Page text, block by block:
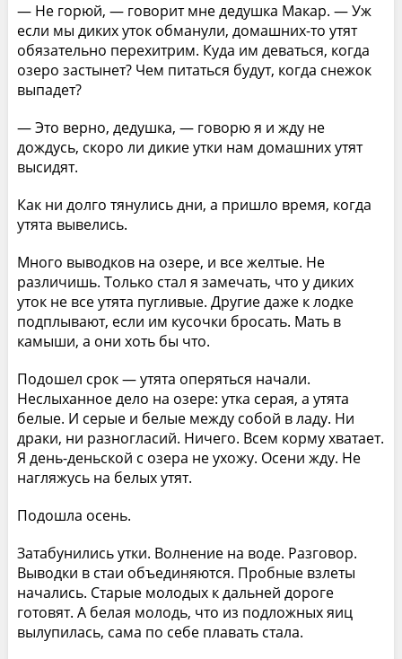
— Не горюй, — говорит мне дедушка Макар. — Уж
если мы диких уток обманули, домашних-то утят
обязательно перехитрим. Куда им деваться, когда
озеро застынет? Чем питаться будут, когда снежок
выпадет?
— Это верно, дедушка, — говорю я и жду не
дождусь, скоро ли дикие утки нам домашних утят
высидят.
Как ни долго тянулись дни, а пришло время, когда
утята вывелись.
Много выводков на озере, и все желтые. Не
различишь. Только стал я замечать, что у диких
уток не все утята пугливые. Другие даже к лодке
подплывают, если им кусочки бросать. Мать в
камыши, а они хоть бы что.
Подошел срок — утята оперяться начали.
Неслыханное дело на озере: утка серая, а утята
белые. И серые и белые между собой в ладу. Ни
драки, ни разногласий. Ничего. Всем корму хватает.
Я день-деньской с озера не ухожу. Осени жду. Не
нагляжусь на белых утят.
Подошла осень.
Затабунились утки. Волнение на воде. Разговор.
Выводки в стаи объединяются. Пробные взлеты
начались. Старые молодых к дальней дороге
готовят. А белая молодь, что из подложных яиц
вылупилась, сама по себе плавать стала.